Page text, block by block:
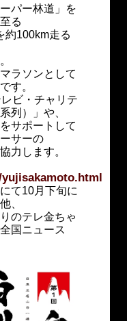
パー林道」を
る
約100km走る
ラソンとして
す。
ビ・チャリテ
列）」や、
サポートして
サーの
力します。
て10月下旬に
、
のテレ金ちゃ
国ニュース